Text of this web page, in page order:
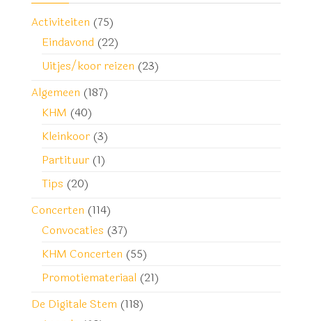
Activiteiten (75)
Eindavond (22)
Uitjes/koor reizen (23)
Algemeen (187)
KHM (40)
Kleinkoor (3)
Partituur (1)
Tips (20)
Concerten (114)
Convocaties (37)
KHM Concerten (55)
Promotiemateriaal (21)
De Digitale Stem (118)